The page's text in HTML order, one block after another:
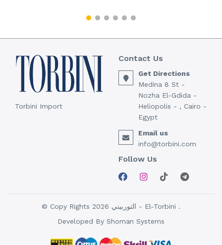
Torbini Import
Contact Us
Get Directions
Medina 8 St -
Nozha El-Gdida -
Heliopolis - , Cairo -
Egypt
Email us
info@torbini.com
Follow Us
© Copy Rights 2026 التوربيني - El-Torbini .
Developed By Shoman Systems